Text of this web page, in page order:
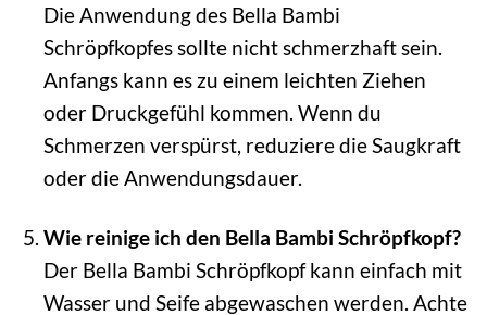
Die Anwendung des Bella Bambi
Schröpfkopfes sollte nicht schmerzhaft sein.
Anfangs kann es zu einem leichten Ziehen
oder Druckgefühl kommen. Wenn du
Schmerzen verspürst, reduziere die Saugkraft
oder die Anwendungsdauer.
Wie reinige ich den Bella Bambi Schröpfkopf?
Der Bella Bambi Schröpfkopf kann einfach mit
Wasser und Seife abgewaschen werden. Achte